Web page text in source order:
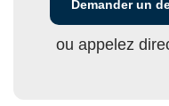
Demander un
ou appelez